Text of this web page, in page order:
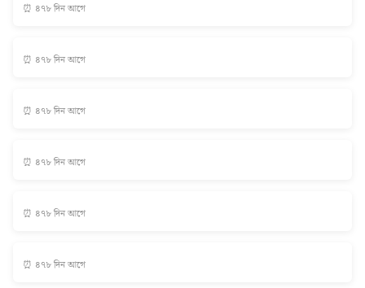
⏰ ৪৭৮ দিন আগে
⏰ ৪৭৮ দিন আগে
⏰ ৪৭৮ দিন আগে
⏰ ৪৭৮ দিন আগে
⏰ ৪৭৮ দিন আগে
⏰ ৪৭৮ দিন আগে